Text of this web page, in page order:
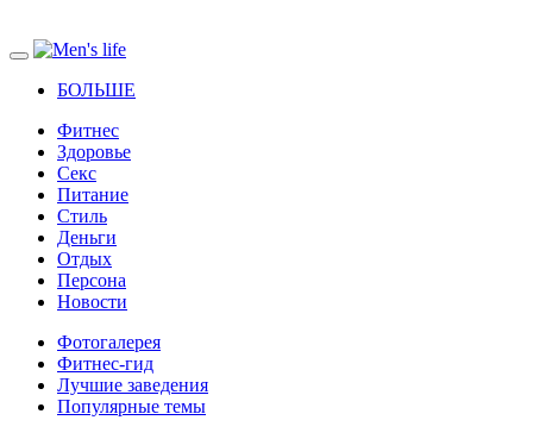
БОЛЬШЕ
Фитнес
Здоровье
Секс
Питание
Стиль
Деньги
Отдых
Персона
Новости
Фотогалерея
Фитнес-гид
Лучшие заведения
Популярные темы